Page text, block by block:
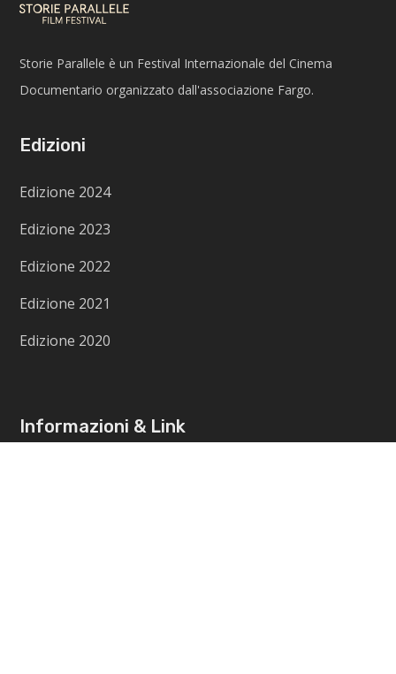
Storie Parallele è un Festival Internazionale del Cinema
Documentario organizzato dall'associazione Fargo.
Edizioni
Edizione 2024
Edizione 2023
Edizione 2022
Edizione 2021
Edizione 2020
Informazioni & Link